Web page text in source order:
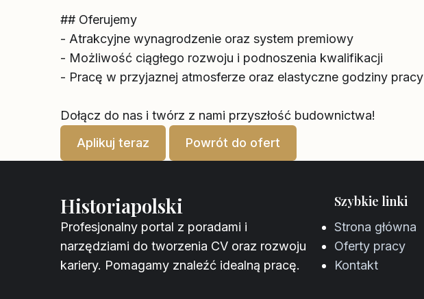
## Oferujemy
- Atrakcyjne wynagrodzenie oraz system premiowy
- Możliwość ciągłego rozwoju i podnoszenia kwalifikacji
- Pracę w przyjaznej atmosferze oraz elastyczne godziny pracy
Dołącz do nas i twórz z nami przyszłość budownictwa!
Aplikuj teraz
Powrót do ofert
Historiapolski
Profesjonalny portal z poradami i
narzędziami do tworzenia CV oraz rozwoju
kariery. Pomagamy znaleźć idealną pracę.
Szybkie linki
Strona główna
Oferty pracy
Kontakt